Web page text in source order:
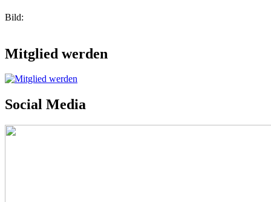
Bild:
Mitglied werden
Social Media